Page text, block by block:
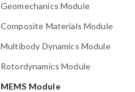
Geomechanics Module
Composite Materials Module
Multibody Dynamics Module
Rotordynamics Module
MEMS Module